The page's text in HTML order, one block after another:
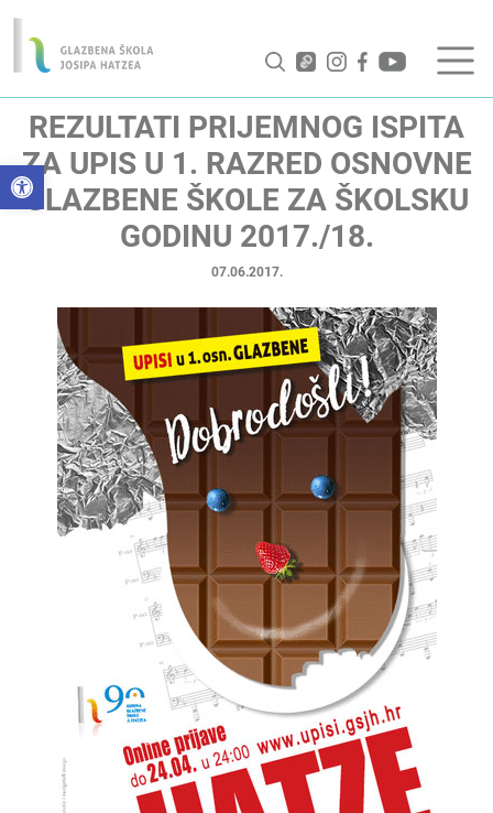
Open toolbar
REZULTATI PRIJEMNOG ISPITA
ZA UPIS U 1. RAZRED OSNOVNE
GLAZBENE ŠKOLE ZA ŠKOLSKU
GODINU 2017./18.
07.06.2017.